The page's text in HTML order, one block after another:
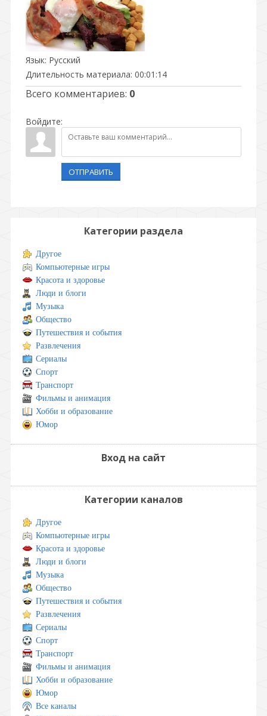
Язык: Русский
Длительность материала: 00:01:14
Всего комментариев: 0
Войдите:
ОТПРАВИТЬ
Категории раздела
Другое
Компьютерные игры
Красота и здоровье
Люди и блоги
Музыка
Общество
Путешествия и события
Развлечения
Сериалы
Спорт
Транспорт
Фильмы и анимация
Хобби и образование
Юмор
Вход на сайт
Категории каналов
Другое
Компьютерные игры
Красота и здоровье
Люди и блоги
Музыка
Общество
Путешествия и события
Развлечения
Сериалы
Спорт
Транспорт
Фильмы и анимация
Хобби и образование
Юмор
Все каналы